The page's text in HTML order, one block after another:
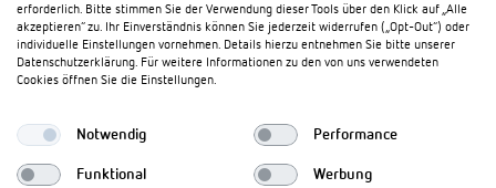
S'il vous plaît visitez-nous sur:
erforderlich. Bitte stimmen Sie der Verwendung dieser Tools über den Klick auf „Alle
akzeptieren“ zu. Ihr Einverständnis können Sie jederzeit widerrufen („Opt-Out“) oder
individuelle Einstellungen vornehmen. Details hierzu entnehmen Sie bitte unserer
Datenschutzerklärung. Für weitere Informationen zu den von uns verwendeten
Cookies öffnen Sie die Einstellungen.
Notwendig Performance
Funktional Werbung